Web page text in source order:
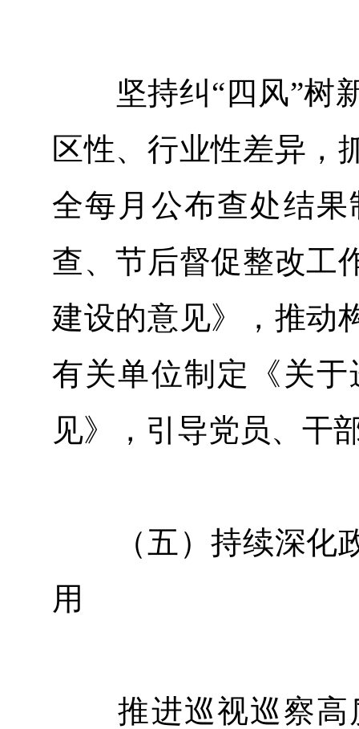
坚持纠“四风”树新
区性、行业性差异，
全每月公布查处结
查、节后督促整改工
建设的意见》，推动
有关单位制定《关
见》，引导党员、干
（五）持续深化政
用
推进巡视巡察高